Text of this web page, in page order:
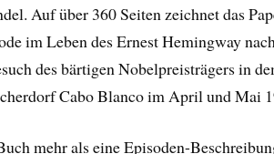
Auf über 360 Seiten zeichnet das
im Leben des Ernest Hemingway
des bärtigen Nobelpreisträgers in
Cabo Blanco im April und Mai
mehr als eine Episoden-